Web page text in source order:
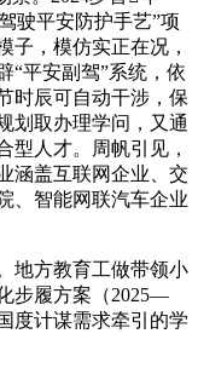
驶平安防护手艺”项
子，模仿实正在况，
“平安副驾”系统，依
时辰可自动干涉，保
划取办理学问，又通
型人才。周帆引见，
涵盖互联网企业、交
、智能网联汽车企业
方教育工做带领小
步履方案（2025—
度计谋需求牵引的学